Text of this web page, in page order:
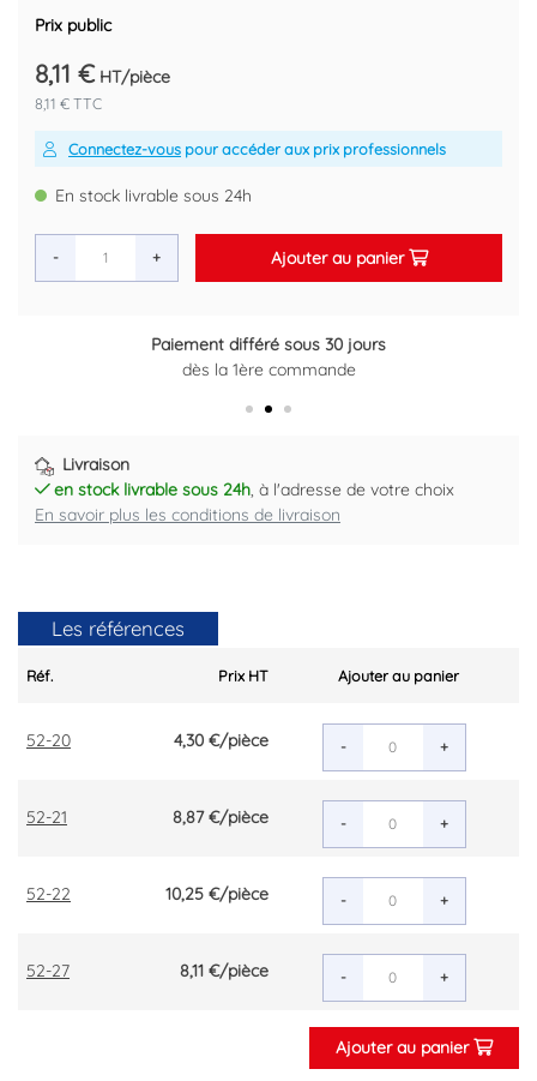
Prix public
8,11 € HT/pièce
8,11 € TTC
Connectez-vous pour accéder aux prix professionnels
En stock livrable sous 24h
- + Ajouter au panier
Paiement différé sous 30 jours
dès la 1ère commande
Retour gratuit sous 14 jours
Plus d'informations ici
Livraison
en stock livrable sous 24h, à l'adresse de votre choix
En savoir plus les conditions de livraison
Les références
Réf. Prix HT Ajouter au panier
52-20 4,30 €/pièce - +
52-21 8,87 €/pièce - +
52-22 10,25 €/pièce - +
52-27 8,11 €/pièce - +
Ajouter au panier